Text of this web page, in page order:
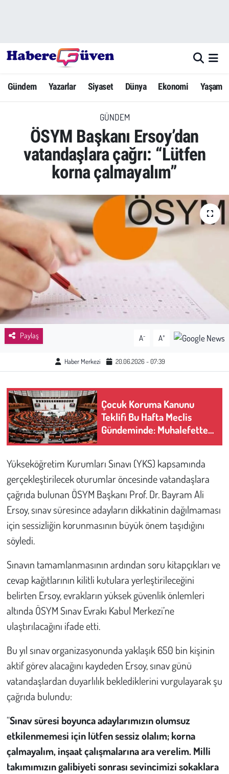
Gündem Yazarlar Siyaset Dünya Ekonomi Yaşam
GÜNDEM
ÖSYM Başkanı Ersoy’dan
vatandaşlara çağrı: “Lütfen
korna çalmayalım”
Paylaş A- A+
Haber Merkezi 20.06.2026 - 07:39
Çocuk Koruma Kanunu
Teklifi Bu Hafta Meclis
Gündeminde: Muhalefetten
"Anayasa'ya Aykırı" Tepkisi
Yükseköğretim Kurumları Sınavı (YKS) kapsamında
gerçekleştirilecek oturumlar öncesinde vatandaşlara
çağrıda bulunan ÖSYM Başkanı Prof. Dr. Bayram Ali
Ersoy, sınav süresince adayların dikkatinin dağılmaması
için sessizliğin korunmasının büyük önem taşıdığını
söyledi.
Sınavın tamamlanmasının ardından soru kitapçıkları ve
cevap kağıtlarının kilitli kutulara yerleştirileceğini
belirten Ersoy, evrakların yüksek güvenlik önlemleri
altında ÖSYM Sınav Evrakı Kabul Merkezi’ne
ulaştırılacağını ifade etti.
Bu yıl sınav organizasyonunda yaklaşık 650 bin kişinin
aktif görev alacağını kaydeden Ersoy, sınav günü
vatandaşlardan duyarlılık beklediklerini vurgulayarak şu
çağrıda bulundu:
“Sınav süresi boyunca adaylarımızın olumsuz
etkilenmemesi için lütfen sessiz olalım; korna
çalmayalım, inşaat çalışmalarına ara verelim. Milli
takımımızın galibiyeti sonrası sevincimizi sokaklara
Yazarlar
Dünya
Ekonomi
Yerel Haberler
Eğitim
Sağlık
Kadın
Emek
Spor
Bilim - Teknoloji
İnsan Hakları
Hayvan Hakları
Çevre
Galeri
Günün İçinden
Vefat İlanları
Tarih
Hukuk
Son Dakika
Kent
Eğlence
Hava Durumu
Trafik Durumu
Süper Lig Puan Durumu ve Fikstür
Tüm Manşetler
Son Dakika Haberleri
Haber Arşivi